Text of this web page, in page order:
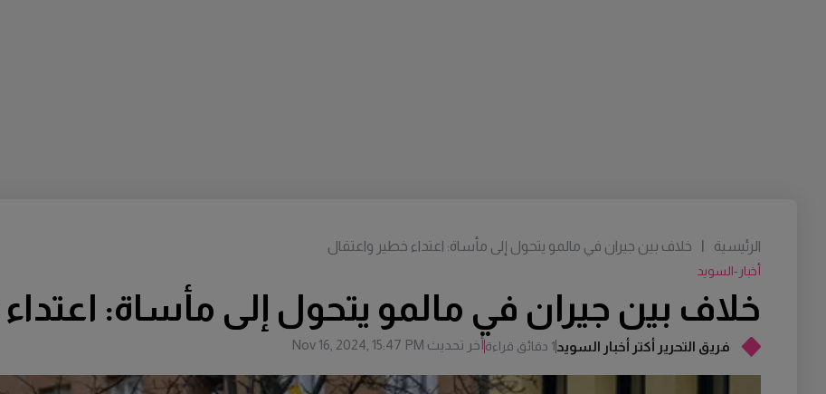
فريق التحرير أكتر أخبار السويد1 دقائق قراءة أخر تحديث Nov 16, 2024, 15:47 PM
خلاف بين جيران في مالمو يتحول إلى مأساة:
أخبار-السويد
الرئيسية خلاف بين جيران في مالمو يتحول إلى مأساة: اعتداء خطير واعتقال